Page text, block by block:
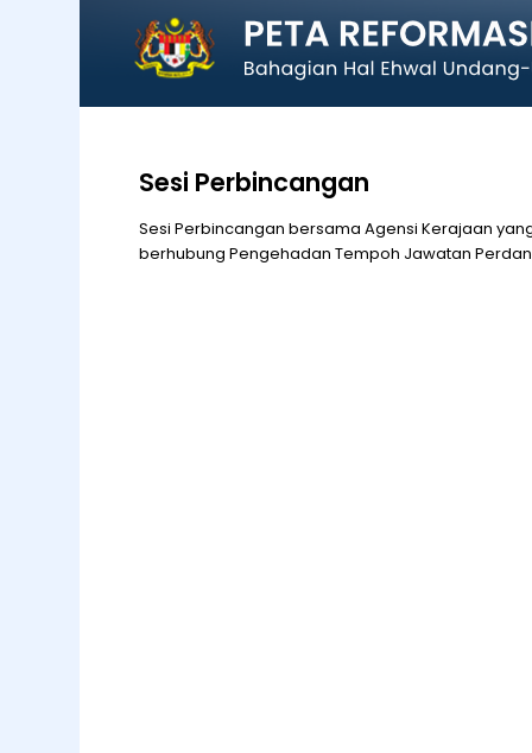
Sesi Perbincangan
Sesi Perbincangan bersama Agensi Kerajaan
berhubung Pengehadan Tempoh Jawatan